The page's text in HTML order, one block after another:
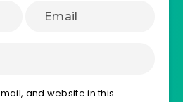
and website in this